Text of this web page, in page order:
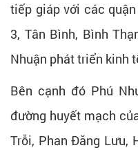
tiếp giáp với các
3, Tân Bình, Bình
Nhuận phát triển kinh
Bên cạnh đó Phú
đường huyết mạch
Trỗi, Phan Đăng Lưu,